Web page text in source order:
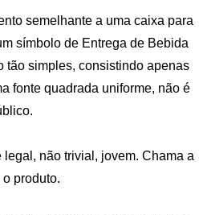
semelhante a uma caixa para
símbolo de Entrega de Bebida
tão simples, consistindo apenas
fonte quadrada uniforme, não é
não trivial, jovem. Chama a
produto.